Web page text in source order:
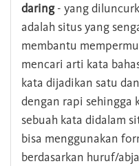
daring- yang
adalah situs yang
membantu
mencari arti kata
kata dijadikan satu
dengan rapi sehingga
sebuah kata didalam
bisa menggunakan
berdasarkan huruf/